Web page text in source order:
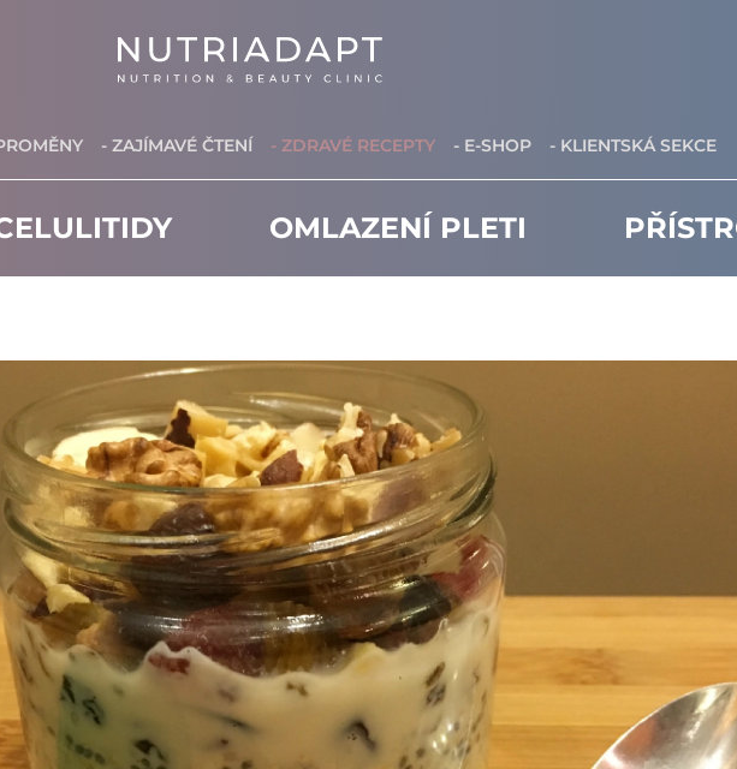
- ZAJÍMAVÉ ČTENÍ - ZDRAVÉ RECEPTY - E-SHOP - KLIENTSKÁ SEKCE
OMLAZENÍ PLETI